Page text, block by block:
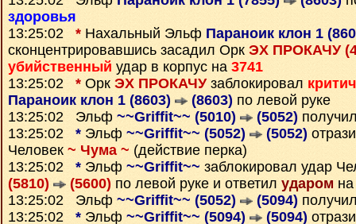
здоровья
13:25:02 * Нахальный Эльф Параноик клон 1
сконцентрировавшись засадил Орк ЭХ ПРОКАЧУ
убийственный удар в корпус на 3741
13:25:02 * Орк ЭХ ПРОКАЧУзаблокировал
Параноик клон 1 (8603)
(8603) по левой руке
13:25:02 Эльф ~~Griffit~~ (5010) (5052)
13:25:02 * Эльф ~~Griffit~~ (5052) (5052)
Человек ~ Чума ~ (действие перка)
13:25:02 * Эльф ~~Griffit~~ заблокировал удар
(5810)
(5600) по левой руке и ответил ударом
13:25:02 Эльф ~~Griffit~~ (5052) (5094)
13:25:02 * Эльф ~~Griffit~~ (5094) (5094)